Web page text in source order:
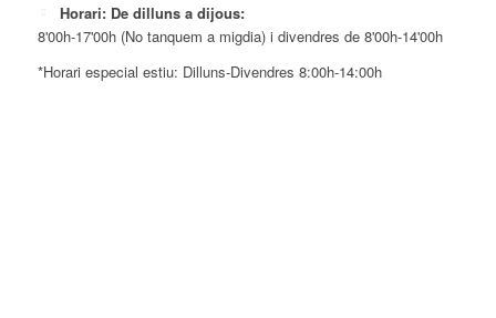
Horari: De dilluns a dijous:
8'00h-17'00h (No tanquem a migdia) i divendres de 8'00h-14'00h
*Horari especial estiu: Dilluns-Divendres 8:00h-14:00h